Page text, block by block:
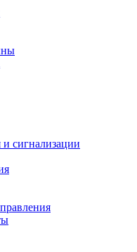
сигнализации